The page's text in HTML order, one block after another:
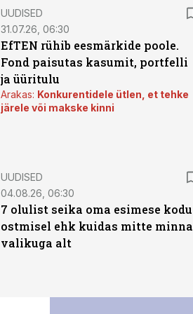
UUDISED
31.07.26, 06:30
EfTEN rühib eesmärkide poole.
Fond paisutas kasumit, portfelli
ja üüritulu
Arakas: Konkurentidele ütlen, et tehke
järele või makske kinni
UUDISED
04.08.26, 06:30
7 olulist seika oma esimese kodu
ostmisel ehk kuidas mitte minna
valikuga alt